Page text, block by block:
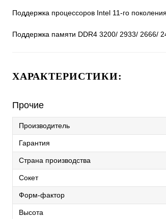
Поддержка процессоров Intel 11-го
Поддержка памяти DDR4 3200/ 2933/ 2666/
ХАРАКТЕРИСТИКИ:
Прочие
Производитель
Гарантия
Страна производства
Сокет
Форм-фактор
Высота